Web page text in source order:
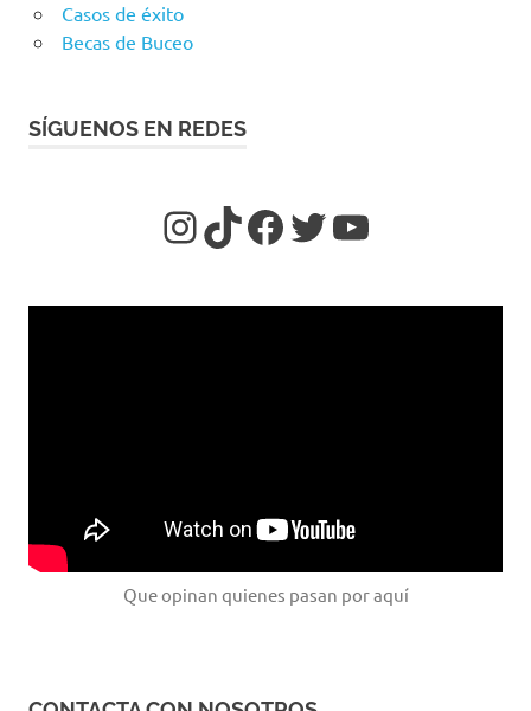
Casos de éxito
Becas de Buceo
SÍGUENOS EN REDES
https://
TikTok
https://
Twitter
YouTube
Que opinan quienes pasan por aquí